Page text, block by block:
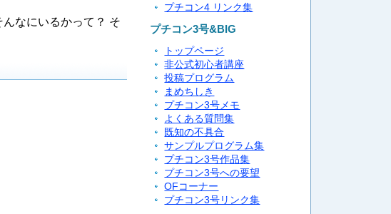
なにいるかって？ そ
プチコン4 リンク集
プチコン3号&BIG
トップページ
非公式初心者講座
投稿プログラム
まめちしき
プチコン3号メモ
よくある質問集
既知の不具合
サンプルプログラム集
プチコン3号作品集
プチコン3号への要望
OFコーナー
プチコン3号リンク集